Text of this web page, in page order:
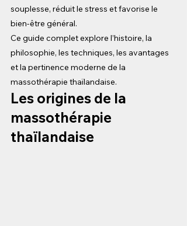
souplesse, réduit le stress et favorise le
bien-être général.
Ce guide complet explore l’histoire, la
philosophie, les techniques, les avantages
et la pertinence moderne de la
massothérapie thaïlandaise.
Les origines de la
massothérapie
thaïlandaise